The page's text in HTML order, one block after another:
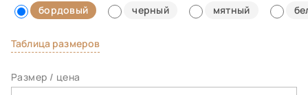
бордовый черный мятный
Таблица размеров
Размер / цена